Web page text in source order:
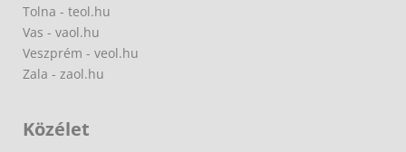
Tolna - teol.hu
Vas - vaol.hu
Veszprém - veol.hu
Zala - zaol.hu
Közélet